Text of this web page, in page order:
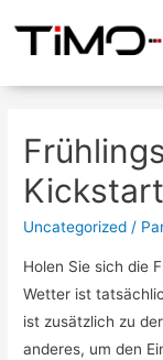
Uncategorized /
Holen Sie sich die
Wetter ist
ist zusätzlich zu
anderes, um den